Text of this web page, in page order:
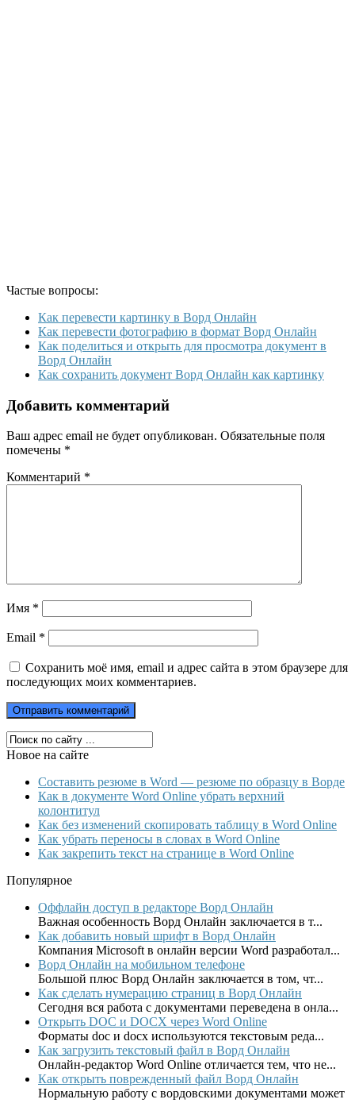
Частые вопросы:
Как перевести картинку в Ворд Онлайн
Как перевести фотографию в формат Ворд Онлайн
Как поделиться и открыть для просмотра документ в
Ворд Онлайн
Как сохранить документ Ворд Онлайн как картинку
Добавить комментарий
Ваш адрес email не будет опубликован. Обязательные поля
помечены *
Комментарий *
Имя *
Email *
Сохранить моё имя, email и адрес сайта в этом браузере для
последующих моих комментариев.
Новое на сайте
Составить резюме в Word — резюме по образцу в Ворде
Как в документе Word Online убрать верхний
колонтитул
Как без изменений скопировать таблицу в Word Online
Как убрать переносы в словах в Word Online
Как закрепить текст на странице в Word Online
Популярное
Оффлайн доступ в редакторе Ворд Онлайн
Важная особенность Ворд Онлайн заключается в т...
Как добавить новый шрифт в Ворд Онлайн
Компания Microsoft в онлайн версии Word разработал...
Ворд Онлайн на мобильном телефоне
Большой плюс Ворд Онлайн заключается в том, чт...
Как сделать нумерацию страниц в Ворд Онлайн
Сегодня вся работа с документами переведена в онла...
Открыть DOC и DOCX через Word Online
Форматы doc и docx используются текстовым реда...
Как загрузить текстовый файл в Ворд Онлайн
Онлайн-редактор Word Online отличается тем, что не...
Как открыть поврежденный файл Ворд Онлайн
Нормальную работу с вордовскими документами может